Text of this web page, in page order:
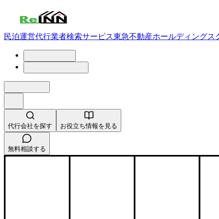
民泊運営代行業者検索サービス東急不動産ホールディングス
代行会社を探す お役立ち情報を見る
無料相談する